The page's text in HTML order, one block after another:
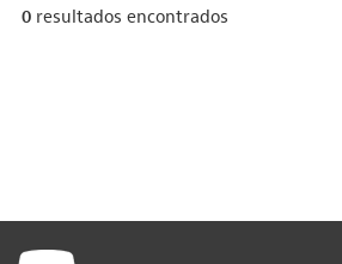
0resultados encontrados